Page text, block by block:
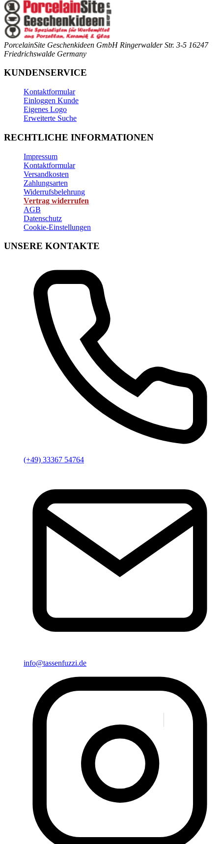
PorcelainSite Geschenkideen GmbH Ringerwalder Str. 3-5 16247
Friedrichswalde Germany
KUNDENSERVICE
Kontaktformular
Einloggen Kunde
Eigenes Logo
Erweiterte Suche
RECHTLICHE INFORMATIONEN
Impressum
Kontaktformular
Versandkosten
Zahlungsarten
Widerrufsbelehrung
Vertrag widerrufen
AGB
Datenschutz
Cookie-Einstellungen
UNSERE KONTAKTE
(+49) 33367 54764
info@tassenfuzzi.de